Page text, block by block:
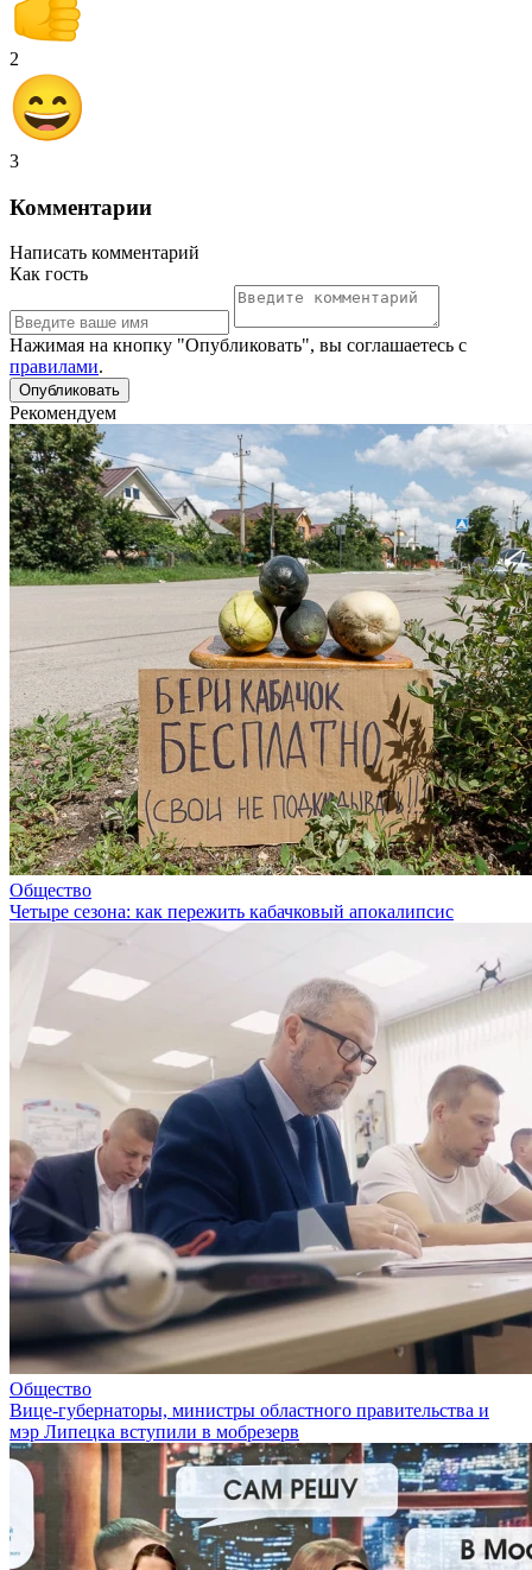
2
3
Комментарии
Написать комментарий
Как гость
Нажимая на кнопку "Опубликовать", вы соглашаетесь с
правилами.
Рекомендуем
Общество
Четыре сезона: как пережить кабачковый апокалипсис
Общество
Вице-губернаторы, министры областного правительства и
мэр Липецка вступили в мобрезерв